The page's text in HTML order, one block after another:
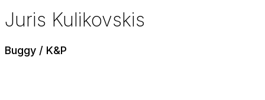
Juris Kulikovskis
Buggy / K&P